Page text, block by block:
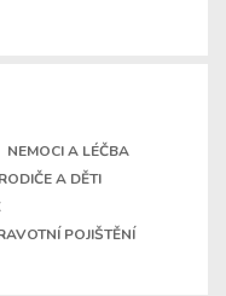
NEMOCI A LÉČBA
RODIČE A DĚTI
POJIŠTĚNÍ